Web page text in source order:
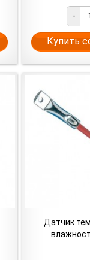
-
Купить
Датчик